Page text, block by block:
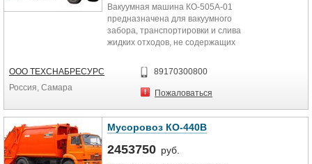
Вакуумная машина КО-505А-01
предназначена для вакуумного
забора, транспортировки и слива
жидких отходов, не содержащих
ООО ТЕХСНАБРЕСУРС
Россия, Самара
89170300800
Пожаловаться
Мусоровоз КО-440В
2453750 руб.